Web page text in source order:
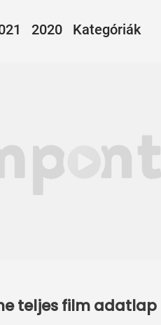
2020 Kategóriák
teljes film